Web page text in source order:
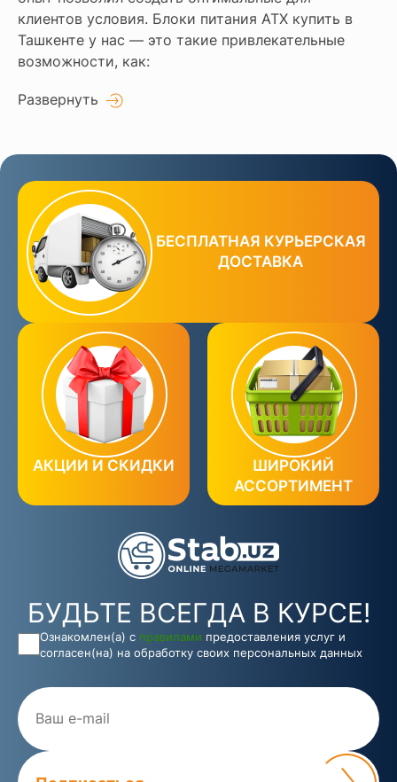
клиентов условия. Блоки питания ATX купить в
Ташкенте у нас — это такие привлекательные
возможности, как:
Развернуть
БЕСПЛАТНАЯ КУРЬЕРСКАЯ
ДОСТАВКА
АКЦИИ И СКИДКИ
ШИРОКИЙ
АССОРТИМЕНТ
БУДЬТЕ ВСЕГДА В КУРСЕ!
Ознакомлен(а) с правилами предоставления услуг и
согласен(на) на обработку своих персональных данных